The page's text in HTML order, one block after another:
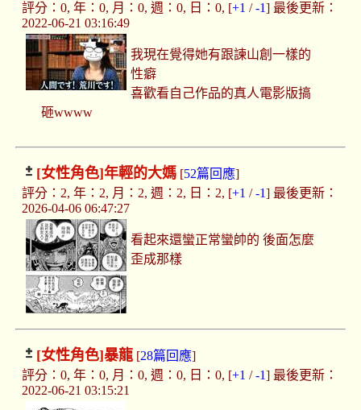
評分：0, 年：0, 月：0, 週：0, 日：0, [+1 /-1] 最後更新：
2022-06-21 03:16:49
我現在覺得她有跟諫山創一樣的
性癖
喜歡看自己作品的真人電影版搞
砸wwww
[女性角色]年輕的大媽[52篇回應]
評分：2, 年：2, 月：2, 週：2, 日：2, [+1 /-1] 最後更新：
2026-04-06 06:47:27
看起來還蠻正常蠻帥的 後面怎麼
歪成那樣
[女性角色]暴龍[28篇回應]
評分：0, 年：0, 月：0, 週：0, 日：0, [+1 /-1] 最後更新：
2022-06-21 03:15:21